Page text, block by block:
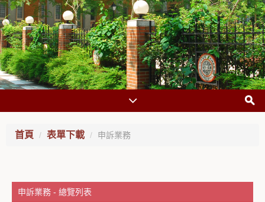
首頁 表單下載 申訴業務
申訴業務 - 總覽列表